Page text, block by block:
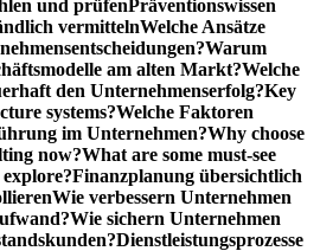
und prüfenPräventionswissen
vermittelnWelche Ansätze
Warum
am alten Markt?Welche
den Unternehmenserfolg?Key
systems?Welche Faktoren
im Unternehmen?Why choose
now?What are some must-see
Finanzplanung übersichtlich
Wie verbessern Unternehmen
Wie sichern Unternehmen
Dienstleistungsprozesse